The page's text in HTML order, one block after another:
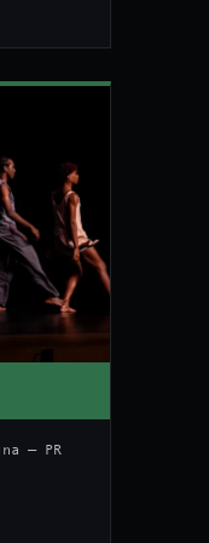
— PR